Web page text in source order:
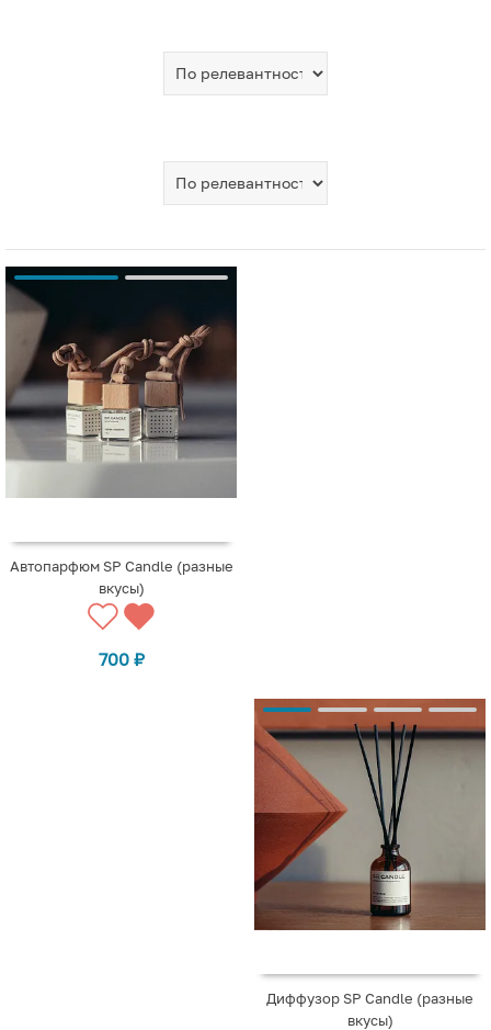
Автопарфюм SP Candle (разные
вкусы)
700 ₽
Диффузор SP Candle (разные
вкусы)